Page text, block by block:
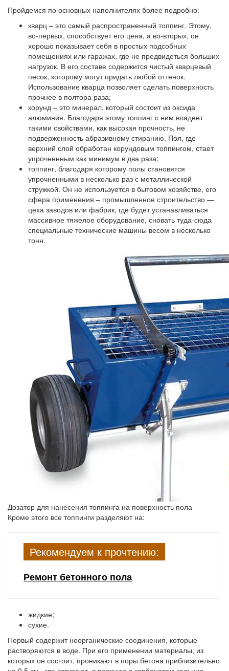
Пройдемся по основных наполнителях более подробно:
кварц – это самый распространенный топпинг. Этому,
во-первых, способствует его цена, а во-вторых, он
хорошо показывает себя в простых подсобных
помещениях или гаражах, где не предвидеться больших
нагрузок. В его составе содержится чистый кварцевый
песок, которому могут придать любой оттенок.
Использование кварца позволяет сделать поверхность
прочнее в полтора раза;
корунд – это минерал, который состоит из оксида
алюминия. Благодаря этому топпинг с ним владеет
такими свойствами, как высокая прочность, не
подверженность абразивному стиранию. Пол, где
верхний слой обработан корундовым топпингом, стает
упрочненным как минимум в два раза;
топпинг, благодаря которому полы становятся
упрочненными в несколько раз с металлической
стружкой. Он не используется в бытовом хозяйстве, его
сфера применения – промышленное строительство —
цеха заводов или фабрик, где будет устанавливаться
массивное тяжелое оборудование, сновать туда-сюда
специальные технические машины весом в несколько
тонн.
Дозатор для нанесения топпинга на поверхность пола
Кроме этого все топпинги разделяют на:
Рекомендуем к прочтению:
Ремонт бетонного пола
жидкие;
сухие.
Первый содержит неорганические соединения, которые
растворяются в воде. При его применении материалы, из
которых он состоит, проникают в поры бетона приблизительно